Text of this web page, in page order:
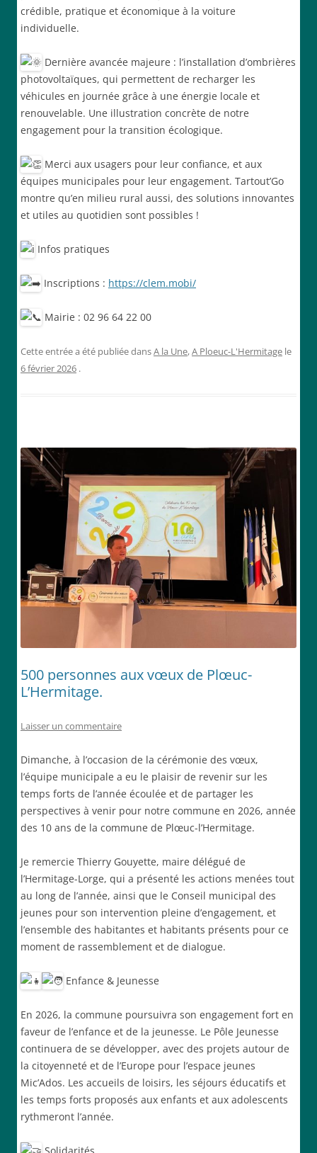
crédible, pratique et économique à la voiture
individuelle.
Dernière avancée majeure : l’installation d’ombrières
photovoltaïques, qui permettent de recharger les
véhicules en journée grâce à une énergie locale et
renouvelable. Une illustration concrète de notre
engagement pour la transition écologique.
Merci aux usagers pour leur confiance, et aux
équipes municipales pour leur engagement. Tartout’Go
montre qu’en milieu rural aussi, des solutions innovantes
et utiles au quotidien sont possibles !
Infos pratiques
Inscriptions : https://clem.mobi/
Mairie : 02 96 64 22 00
Cette entrée a été publiée dansA la Une,A Ploeuc-L'Hermitage le
6 février 2026 .
500 personnes aux vœux de Plœuc-
L’Hermitage.
Laisser un commentaire
Dimanche, à l’occasion de la cérémonie des vœux,
l’équipe municipale a eu le plaisir de revenir sur les
temps forts de l’année écoulée et de partager les
perspectives à venir pour notre commune en 2026, année
des 10 ans de la commune de Plœuc-l’Hermitage.
Je remercie Thierry Gouyette, maire délégué de
l’Hermitage-Lorge, qui a présenté les actions menées tout
au long de l’année, ainsi que le Conseil municipal des
jeunes pour son intervention pleine d’engagement, et
l’ensemble des habitantes et habitants présents pour ce
moment de rassemblement et de dialogue.
Enfance & Jeunesse
En 2026, la commune poursuivra son engagement fort en
faveur de l’enfance et de la jeunesse. Le Pôle Jeunesse
continuera de se développer, avec des projets autour de
la citoyenneté et de l’Europe pour l’espace jeunes
Mic’Ados. Les accueils de loisirs, les séjours éducatifs et
les temps forts proposés aux enfants et aux adolescents
rythmeront l’année.